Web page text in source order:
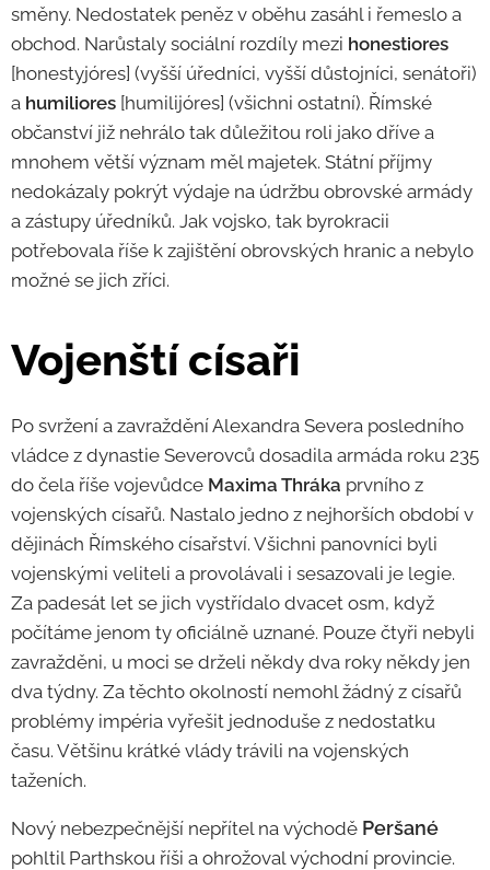
směny. Nedostatek peněz v oběhu zasáhl i řemeslo a
obchod. Narůstaly sociální rozdíly mezi honestiores
[honestyjóres] (vyšší úředníci, vyšší důstojníci, senátoři)
a humiliores [humilijóres] (všichni ostatní). Římské
občanství již nehrálo tak důležitou roli jako dříve a
mnohem větší význam měl majetek. Státní příjmy
nedokázaly pokrýt výdaje na údržbu obrovské armády
a zástupy úředníků. Jak vojsko, tak byrokracii
potřebovala říše k zajištění obrovských hranic a nebylo
možné se jich zříci.
Vojenští císaři
Po svržení a zavraždění Alexandra Severa posledního
vládce z dynastie Severovců dosadila armáda roku 235
do čela říše vojevůdce Maxima Thráka prvního z
vojenských císařů. Nastalo jedno z nejhorších období v
dějinách Římského císařství. Všichni panovníci byli
vojenskými veliteli a provolávali i sesazovali je legie.
Za padesát let se jich vystřídalo dvacet osm, když
počítáme jenom ty oficiálně uznané. Pouze čtyři nebyli
zavražděni, u moci se drželi někdy dva roky někdy jen
dva týdny. Za těchto okolností nemohl žádný z císařů
problémy impéria vyřešit jednoduše z nedostatku
času. Většinu krátké vlády trávili na vojenských
taženích.
Nový nebezpečnější nepřítel na východě Peršané
pohltil Parthskou říši a ohrožoval východní provincie.